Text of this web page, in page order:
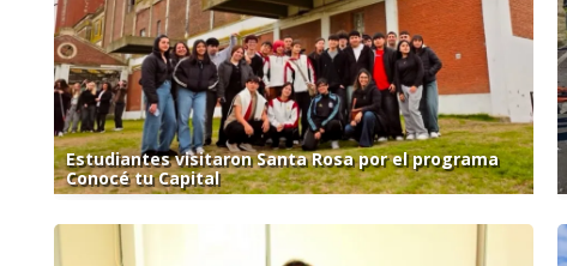
Estudiantes visitaron Santa Rosa por el programa
Conocé tu Capital